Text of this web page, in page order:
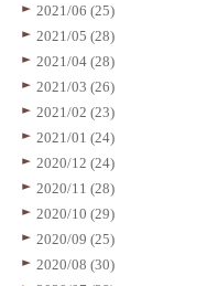
2021/06 (25)
2021/05 (28)
2021/04 (28)
2021/03 (26)
2021/02 (23)
2021/01 (24)
2020/12 (24)
2020/11 (28)
2020/10 (29)
2020/09 (25)
2020/08 (30)